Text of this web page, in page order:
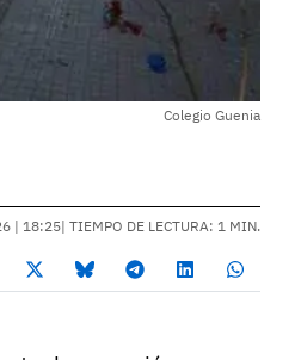
Colegio Guenia
| 18:25| TIEMPO DE LECTURA: 1 MIN.